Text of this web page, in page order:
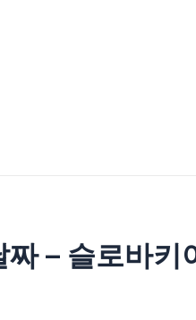
짜 – 슬로바키